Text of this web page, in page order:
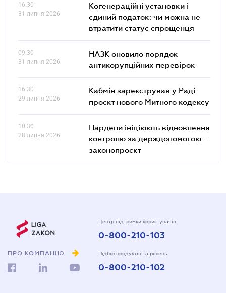
16.30
31 липня 2026
Когенераційні установки і
єдиний податок: чи можна не
втратити статус спрощенця
09.30
31 липня 2026
НАЗК оновило порядок
антикорупційних перевірок
16.30
29 липня 2026
Кабмін зареєстрував у Раді
проєкт нового Митного кодексу
10.30
28 липня 2026
Нардепи ініціюють відновлення
контролю за держдопомогою –
законопроєкт
ПРО КОМПАНІЮ
Центр підтримки користувачів
0-800-210-103
Підбір продуктів та рішень
0-800-210-102